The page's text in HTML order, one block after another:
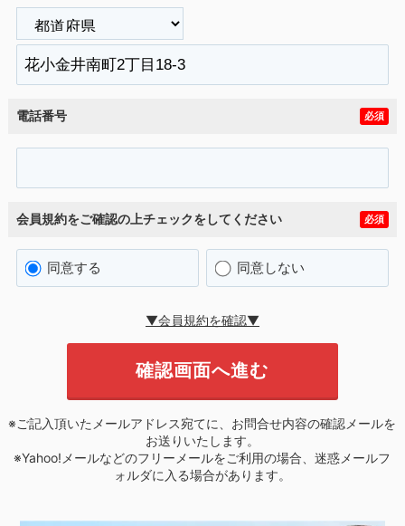
電話番号 必須
会員規約をご確認の上チェックをしてください 必須
同意する 同意しない
▼会員規約を確認▼
※ご記入頂いたメールアドレス宛てに、お問合せ内容の確認メールを
お送りいたします。
※Yahoo!メールなどのフリーメールをご利用の場合、迷惑メールフ
ォルダに入る場合があります。